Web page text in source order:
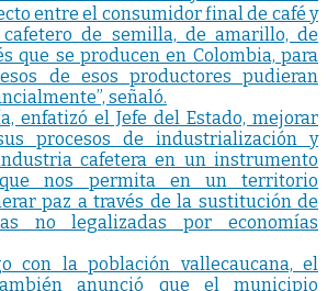
entre el consumidor final de café y
de semilla, de amarillo, de
que se producen en Colombia, para
de esos productores pudieran
señaló.
enfatizó el Jefe del Estado, mejorar
procesos de industrialización y
cafetera en un instrumento
nos permita en un territorio
paz a través de la sustitución de
no legalizadas por economías
con la población vallecaucana, el
anunció que el municipio